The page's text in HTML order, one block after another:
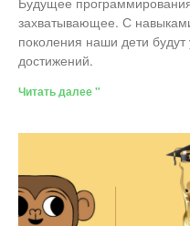
захватывающее. С
поколения наши дети
достижений.
Читать далее "